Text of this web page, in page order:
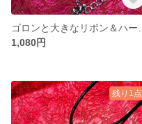
1,080円
残り1点